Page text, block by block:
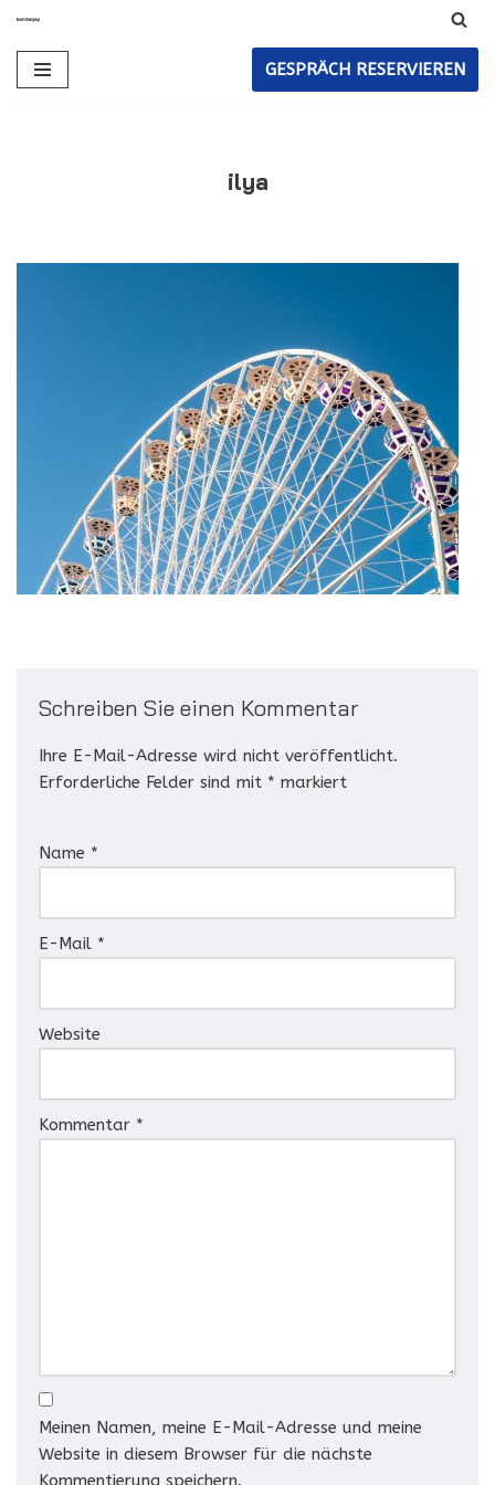
Zum
Inhalt
GESPRÄCH RESERVIEREN
ilya
Schreiben Sie einen Kommentar
Ihre E-Mail-Adresse wird nicht veröffentlicht.
Erforderliche Felder sind mit * markiert
Name *
E-Mail *
Website
Kommentar *
Meinen Namen, meine E-Mail-Adresse und meine
Website in diesem Browser für die nächste
Kommentierung speichern.